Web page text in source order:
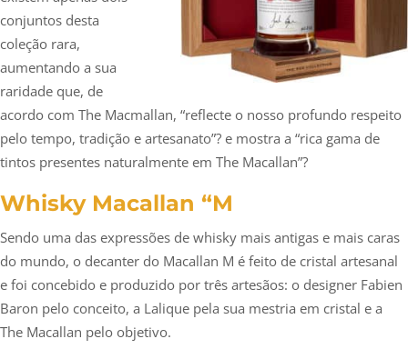
conjuntos desta
coleção rara,
aumentando a sua
raridade que, de
acordo com The Macmallan, “reflecte o nosso profundo respeito
pelo tempo, tradição e artesanato”? e mostra a “rica gama de
tintos presentes naturalmente em The Macallan”?
Whisky Macallan “M
Sendo uma das expressões de whisky mais antigas e mais caras
do mundo, o decanter do Macallan M é feito de cristal artesanal
e foi concebido e produzido por três artesãos: o designer Fabien
Baron pelo conceito, a Lalique pela sua mestria em cristal e a
The Macallan pelo objetivo.